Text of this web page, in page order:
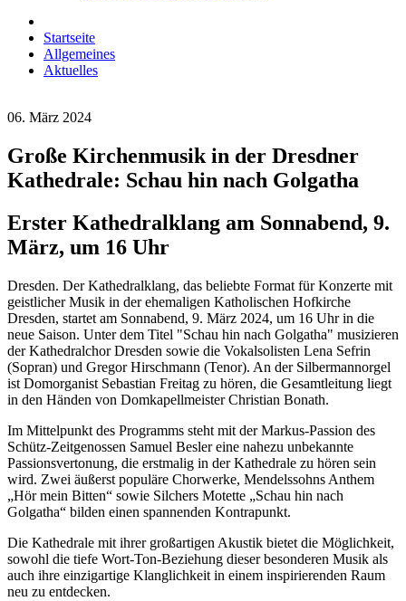
Startseite
Allgemeines
Aktuelles
06. März 2024
Große Kirchenmusik in der Dresdner
Kathedrale: Schau hin nach Golgatha
Erster Kathedralklang am Sonnabend, 9.
März, um 16 Uhr
Dresden. Der Kathedralklang, das beliebte Format für Konzerte mit
geistlicher Musik in der ehemaligen Katholischen Hofkirche
Dresden, startet am Sonnabend, 9. März 2024, um 16 Uhr in die
neue Saison. Unter dem Titel "Schau hin nach Golgatha" musizieren
der Kathedralchor Dresden sowie die Vokalsolisten Lena Sefrin
(Sopran) und Gregor Hirschmann (Tenor). An der Silbermannorgel
ist Domorganist Sebastian Freitag zu hören, die Gesamtleitung liegt
in den Händen von Domkapellmeister Christian Bonath.
Im Mittelpunkt des Programms steht mit der Markus-Passion des
Schütz-Zeitgenossen Samuel Besler eine nahezu unbekannte
Passionsvertonung, die erstmalig in der Kathedrale zu hören sein
wird. Zwei äußerst populäre Chorwerke, Mendelssohns Anthem
„Hör mein Bitten“ sowie Silchers Motette „Schau hin nach
Golgatha“ bilden einen spannenden Kontrapunkt.
Die Kathedrale mit ihrer großartigen Akustik bietet die Möglichkeit,
sowohl die tiefe Wort-Ton-Beziehung dieser besonderen Musik als
auch ihre einzigartige Klanglichkeit in einem inspirierenden Raum
neu zu entdecken.